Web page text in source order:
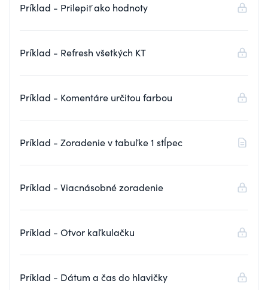
Príklad - Prilepiť ako hodnoty
Príklad - Refresh všetkých KT
Príklad - Komentáre určitou farbou
Príklad - Zoradenie v tabuľke 1 stĺpec
Príklad - Viacnásobné zoradenie
Príklad - Otvor kaľkulačku
Príklad - Dátum a čas do hlavičky